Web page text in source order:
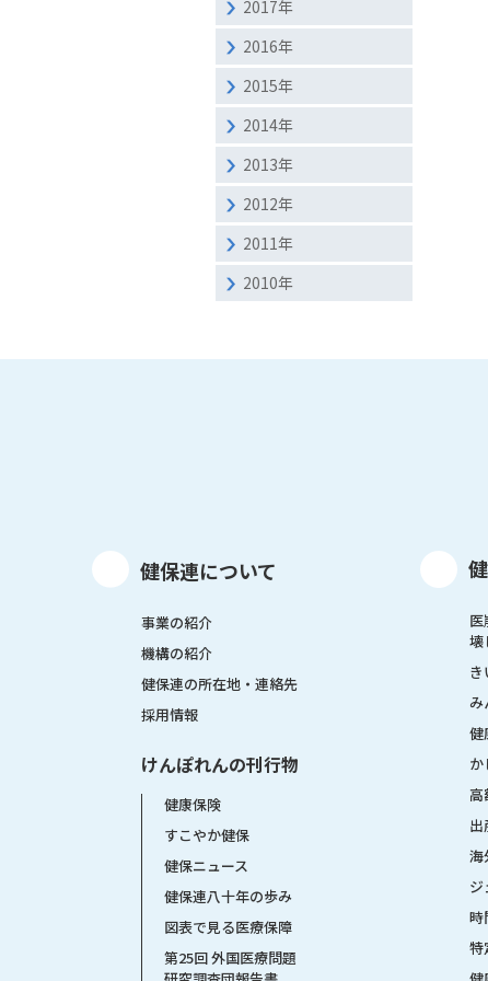
2017年
2016年
2015年
2014年
2013年
2012年
2011年
2010年
健保連について
事業の紹介
機構の紹介
健保連の所在地・連絡先
採用情報
けんぽれんの刊行物
健康保険
すこやか健保
健保ニュース
健保連八十年の歩み
図表で見る医療保障
第25回 外国医療問題
壊
き
み
健
高
出
海
ジ
時
特